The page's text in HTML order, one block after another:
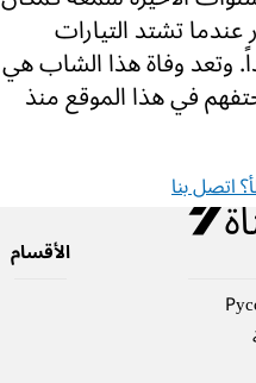
تشتد التيارات
وتعد وفاة هذا الشاب هي
في هذا الموقع منذ
اتصل بنا
الأقسام